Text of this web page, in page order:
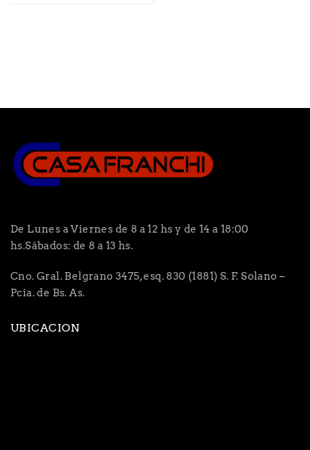
De Lunes a Viernes de 8 a 12 hs y de 14 a 18:00
hs.Sábados: de 8 a 13 hs.
Cno. Gral. Belgrano 3475, esq. 830 (1881) S. F. Solano –
Pcia. de Bs. As.
UBICACION